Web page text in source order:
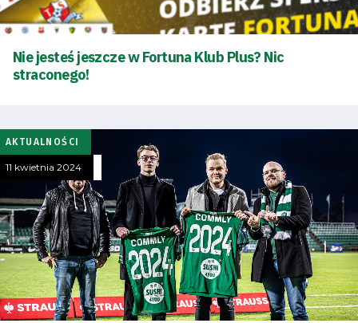
i
terminarz
Kontakt
Pierwszy
zespół
Amp
Futbol
Nie jesteś jeszcze w Fortuna Klub Plus? Nic
straconego!
AKTUALNOŚCI
11 kwietnia 2024